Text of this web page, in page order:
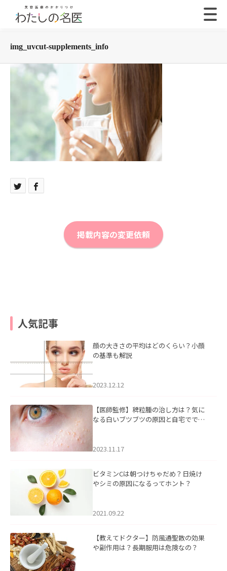
img_uvcut-supplements_info
掲載内容の変更依頼
人気記事
顔の大きさの平均はどのくらい？小顔
の基準も解説
2023.12.12
【医師監修】稗粒腫の治し方は？気に
なる白いブツブツの原因と自宅ででき
2023.11.17
ビタミンCは朝つけちゃだめ？日焼け
やシミの原因になるってホント？
2021.09.22
【教えてドクター】防風通聖散の効果
や副作用は？長期服用は危険なの？